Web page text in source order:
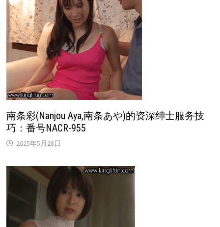
南条彩(Nanjou Aya,南条あや)的资深绅士服务技
巧：番号NACR-955
2025年5月28日